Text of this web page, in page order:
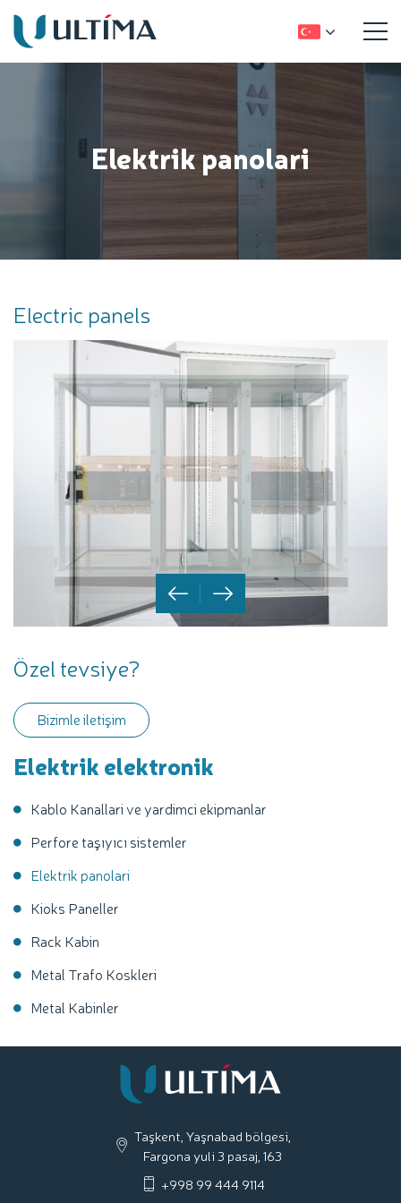
Elektrik panolari
Elektrik elektronik
Kablo Kanallari ve yardimci ekipmanlar
Perfore taşıyıcı sistemler
Elektrik panolari
Kioks Paneller
Rack Kabin
Metal Trafo Koskleri
Metal Kabinler
Electric panels
Özel tevsiye?
Bizimle iletişim
Taşkent, Yaşnabad bölgesi,
Fargona yuli 3 pasaj, 163
+998 99 444 9114